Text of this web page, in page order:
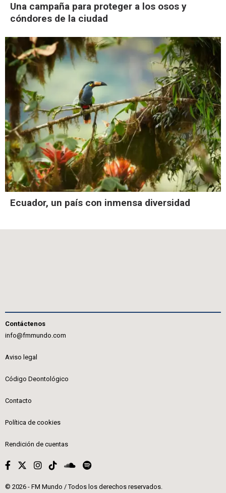
Una campaña para proteger a los osos y
cóndores de la ciudad
Ecuador, un país con inmensa diversidad
Contáctenos
info@fmmundo.com
Aviso legal
Código Deontológico
Contacto
Política de cookies
Rendición de cuentas
© 2026 - FM Mundo / Todos los derechos reservados.